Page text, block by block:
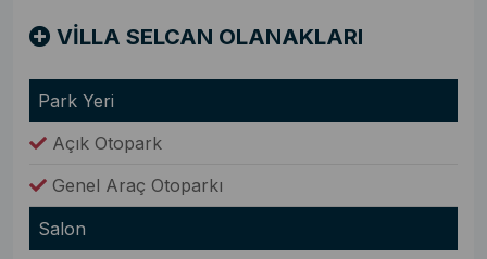
VİLLA SELCAN OLANAKLARI
Park Yeri
Açık Otopark
Genel Araç Otoparkı
Salon